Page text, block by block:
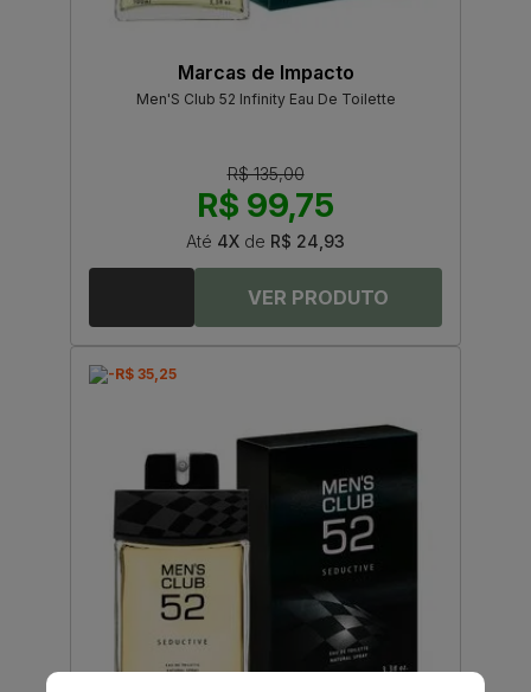
Marcas de Impacto
Men'S Club 52 Infinity Eau De Toilette
R$ 135,00
R$ 99,75
Até 4X de R$ 24,93
-R$ 35,25